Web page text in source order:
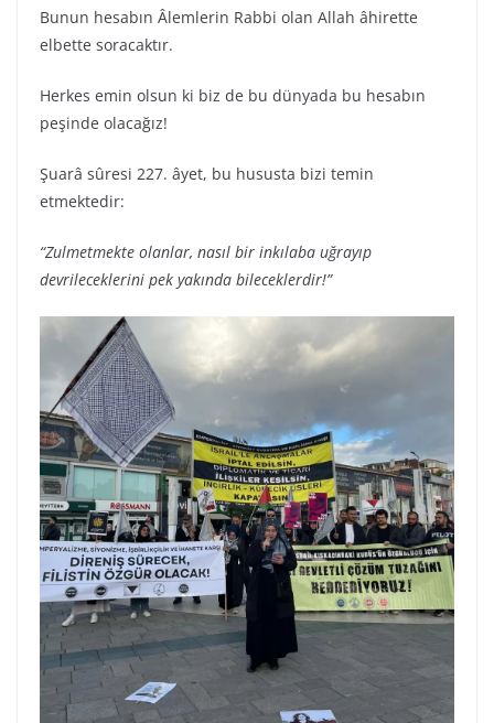
Bunun hesabın Âlemlerin Rabbi olan Allah âhirette
elbette soracaktır.
Herkes emin olsun ki biz de bu dünyada bu hesabın
peşinde olacağız!
Şuarâ sûresi 227. âyet, bu hususta bizi temin
etmektedir:
“Zulmetmekte olanlar, nasıl bir inkılaba uğrayıp
devrileceklerini pek yakında bileceklerdir!”